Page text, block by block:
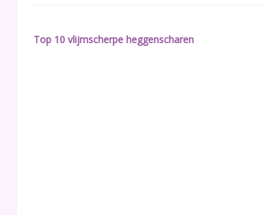
Top 10 vlijmscherpe heggenscharen